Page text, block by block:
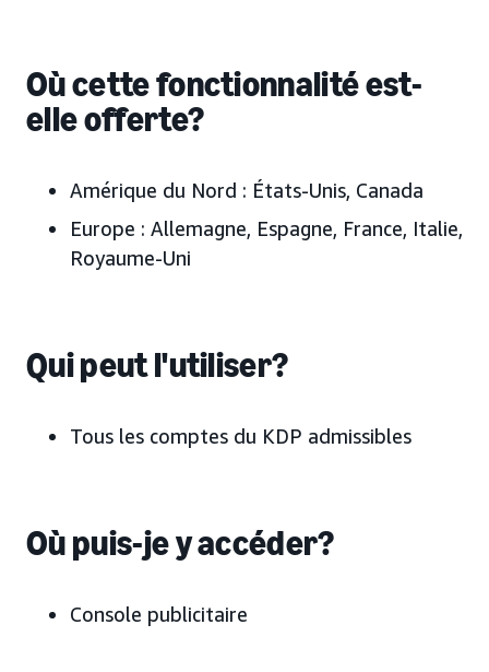
Où cette fonctionnalité est-
elle offerte?
Amérique du Nord : États-Unis, Canada
Europe : Allemagne, Espagne, France, Italie,
Royaume-Uni
Qui peut l'utiliser?
Tous les comptes du KDP admissibles
Où puis-je y accéder?
Console publicitaire